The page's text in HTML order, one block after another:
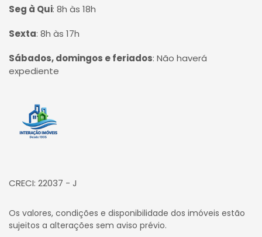
Seg à Qui: 8h às 18h
Sexta: 8h às 17h
Sábados, domingos e feriados: Não haverá
expediente
Página inicial
CRECI: 22037 - J
Os valores, condições e disponibilidade dos imóveis estão
sujeitos a alterações sem aviso prévio.